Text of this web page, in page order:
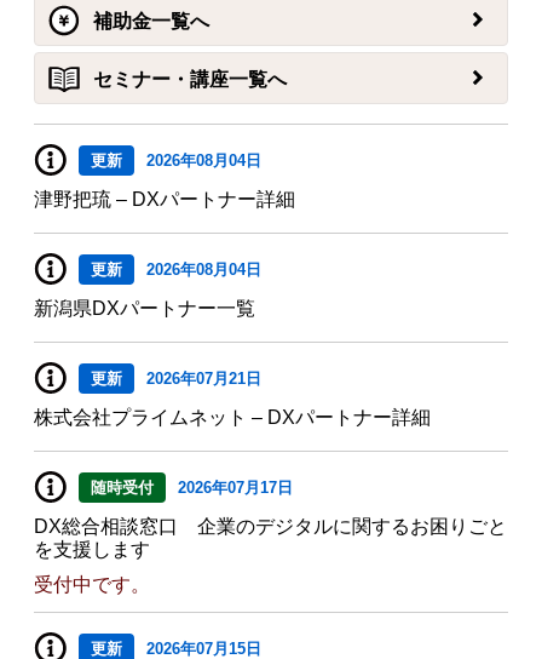
補助金一覧へ
セミナー・講座一覧へ
更新 2026年08月04日
津野把琉 – DXパートナー詳細
更新 2026年08月04日
新潟県DXパートナー一覧
更新 2026年07月21日
株式会社プライムネット – DXパートナー詳細
随時受付 2026年07月17日
DX総合相談窓口 企業のデジタルに関するお困りごと
を支援します
受付中です。
更新 2026年07月15日